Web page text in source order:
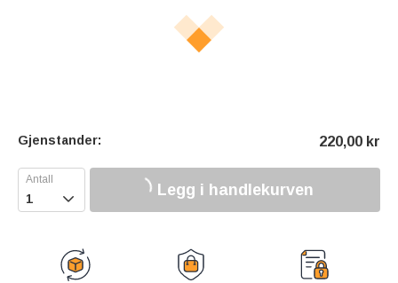
Gjenstander: 220,00 kr
 Legg i handlekurven